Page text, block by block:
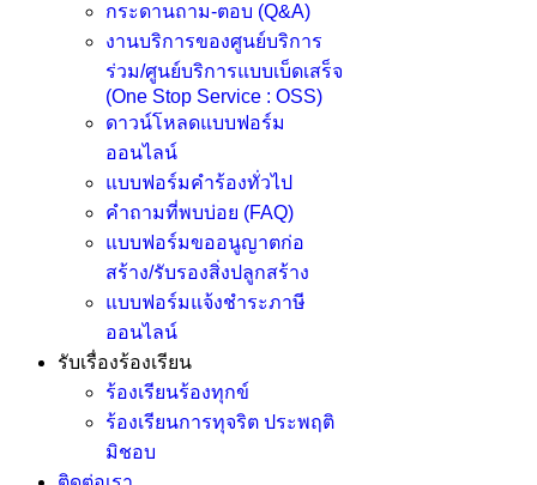
กระดานถาม-ตอบ (Q&A)
งานบริการของศูนย์บริการ
ร่วม/ศูนย์บริการแบบเบ็ดเสร็จ
(One Stop Service : OSS)
ดาวน์โหลดแบบฟอร์ม
ออนไลน์
แบบฟอร์มคำร้องทั่วไป
คำถามที่พบบ่อย (FAQ)
แบบฟอร์มขออนูญาตก่อ
สร้าง/รับรองสิ่งปลูกสร้าง
แบบฟอร์มแจ้งชำระภาษี
ออนไลน์
รับเรื่องร้องเรียน
ร้องเรียนร้องทุกข์
ร้องเรียนการทุจริต ประพฤติ
มิชอบ